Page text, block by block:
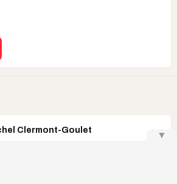
Clermont-Goulet ▼